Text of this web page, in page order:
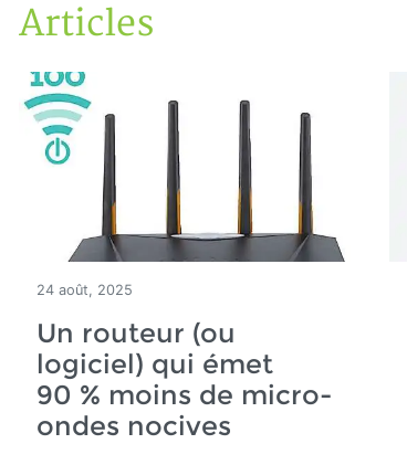
Accueil
Articles
Articles
24 août, 2025
Un routeur (ou
logiciel) qui émet
90 % moins de micro-
ondes nocives